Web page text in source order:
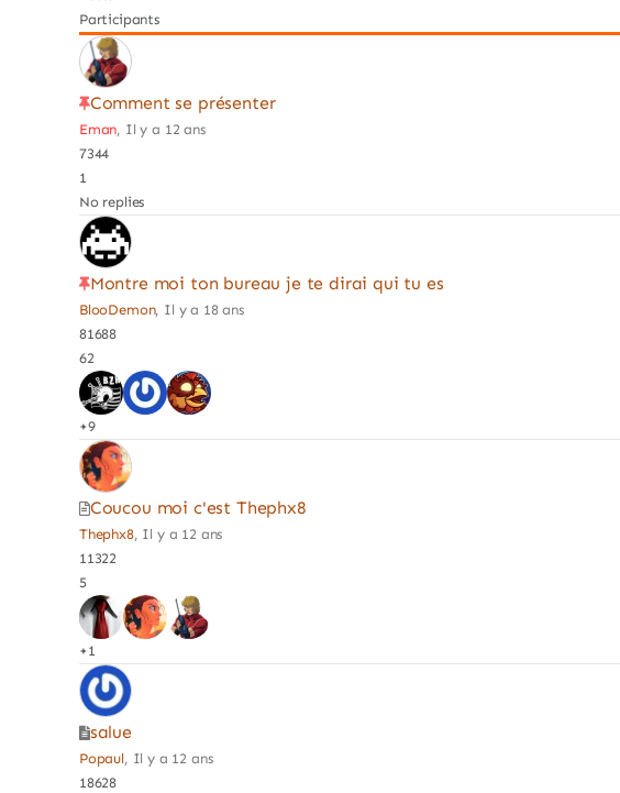
Participants
Comment se présenter
Eman, Il y a 12 ans
7344
1
No replies
Montre moi ton bureau je te dirai qui tu es
BlooDemon, Il y a 18 ans
81688
62
+9
Coucou moi c'est Thephx8
Thephx8, Il y a 12 ans
11322
5
+1
salue
Popaul, Il y a 12 ans
18628